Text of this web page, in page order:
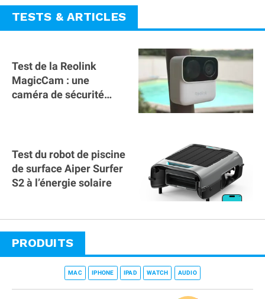
TESTS & ARTICLES
Test de la Reolink
MagicCam : une
caméra de sécurité
Test du robot de piscine
de surface Aiper Surfer
S2 à l’énergie solaire
PRODUITS
MAC IPHONE IPAD WATCH AUDIO